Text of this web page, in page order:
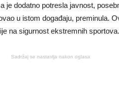
je dodatno potresla javnost,
u istom događaju, preminula.
na sigurnost ekstremnih sportova.
Sadržaj se nastavlja nakon oglasa